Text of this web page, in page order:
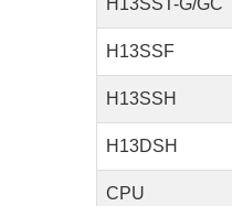
H13SSF
H13SSH
H13DSH
CPU